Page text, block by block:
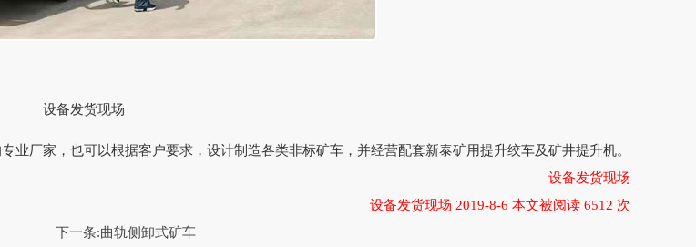
设备发货现场
厂家，也可以根据客户要求，设计制造各类非标矿车，并经营配套新泰矿用提升绞车及矿井提升机。
设备发货现场
设备发货现场 2019-8-6 本文被阅读 6512 次
下一条:曲轨侧卸式矿车